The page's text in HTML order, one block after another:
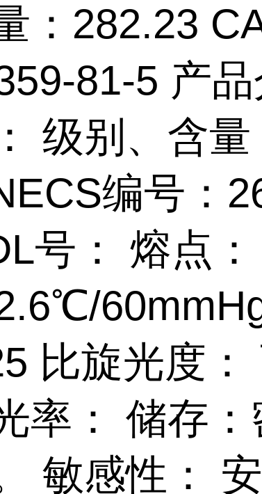
：282.23
81-5 产
级别、含
编号：
号： 熔点：
比旋光度：
率： 储存
敏感性：